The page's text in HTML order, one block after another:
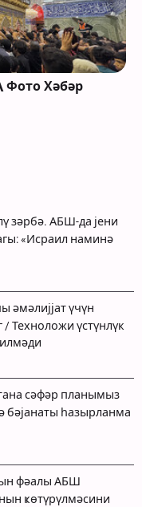
Фото Хәбәр
зәрбә. АБШ-да јени
«Исраил наминә
үчүн
Техноложи үстүнлүк
сәфәр планымыз
бәјанаты һазырланма
фәалы АБШ
ҝөтүрүлмәсини